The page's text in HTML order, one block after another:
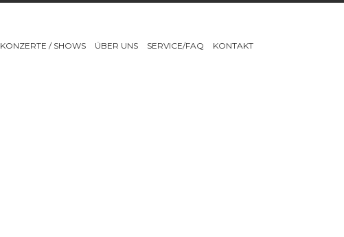
KONZERTE / SHOWS ÜBER UNS SERVICE/FAQ KONTAKT